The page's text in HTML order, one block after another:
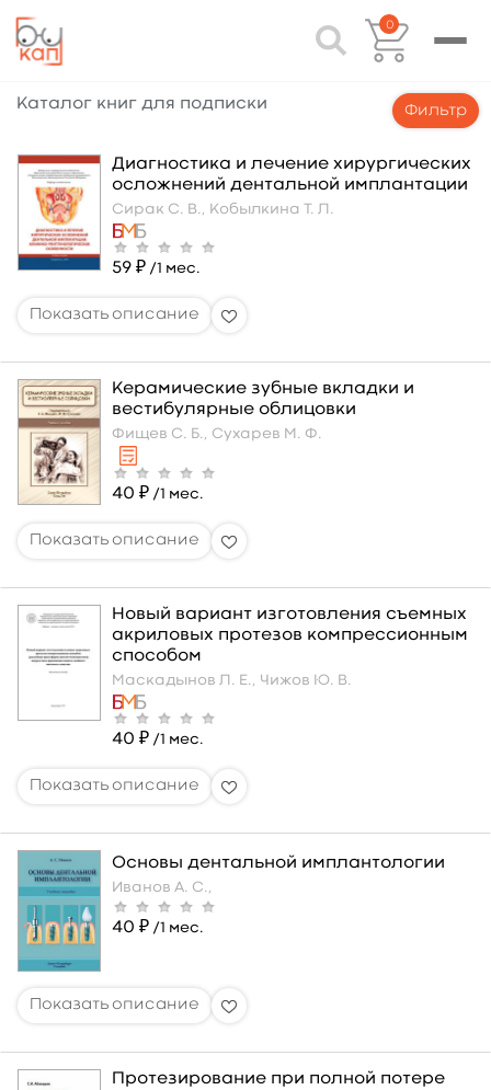
0
Каталог книг для подписки Фильтр
Диагностика и лечение хирургических
осложнений дентальной имплантации
Сирак С. В., Кобылкина Т. Л.
59 ₽ /1 мес.
Керамические зубные вкладки и
вестибулярные облицовки
Фищев С. Б., Сухарев М. Ф.
40 ₽ /1 мес.
Новый вариант изготовления съемных
акриловых протезов компрессионным
способом
Маскадынов Л. Е., Чижов Ю. В.
40 ₽ /1 мес.
Основы дентальной имплантологии
Иванов А. С.,
40 ₽ /1 мес.
Протезирование при полной потере